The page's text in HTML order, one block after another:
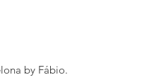
by Fábio.